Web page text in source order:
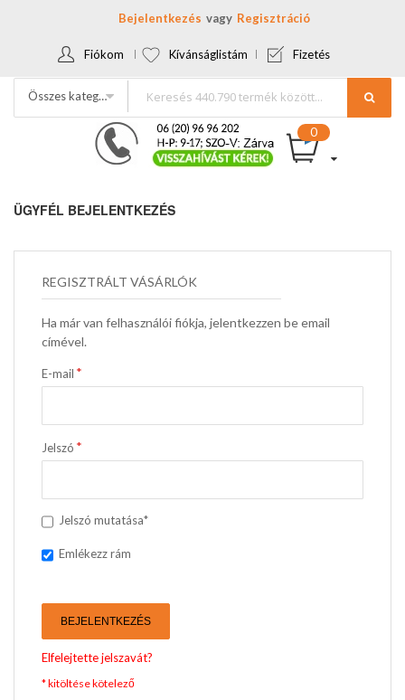
Bejelentkezés Regisztráció
Fiókom Kívánságlistám Fizetés
Összes kategória
ÜGYFÉL BEJELENTKEZÉS
REGISZTRÁLT VÁSÁRLÓK
Ha már van felhasználói fiókja, jelentkezzen be email
címével.
E-mail
Jelszó
Jelszó mutatása*
Emlékezz rám
BEJELENTKEZÉS
Elfelejtette jelszavát?